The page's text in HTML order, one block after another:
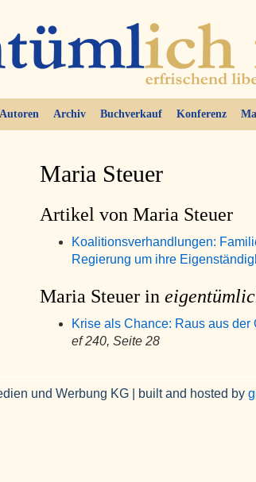
Autoren Archiv Buchverkauf Konferenz
Maria Steuer
Artikel von Maria Steuer
Koalitionsverhandlungen:
Regierung um ihre
Maria Steuer in
Krise als Chance: Raus aus der
ef 240, Seite 28
und Werbung KG | built and hosted by